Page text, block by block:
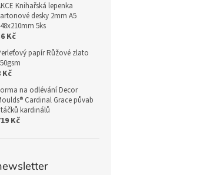
Knihařská lepenka
desky 2mm A5
5ks
Kč
papír Růžové zlato
Kč
na odlévání Decor
Cardinal Grace půvab
kardinálů
Kč